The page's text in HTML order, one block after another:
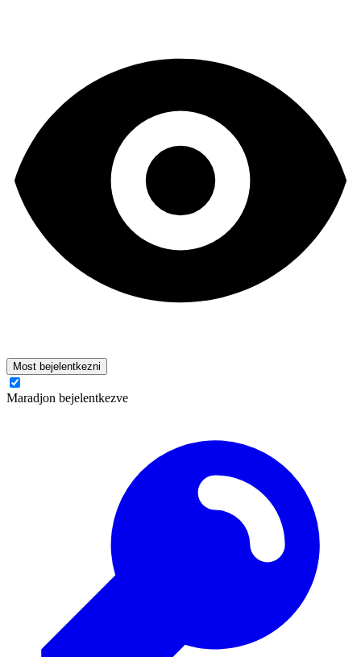
Most bejelentkezni
Maradjon bejelentkezve